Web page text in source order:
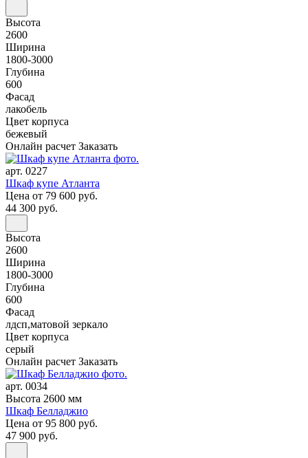
Высота
2600
Ширина
1800-3000
Глубина
600
Фасад
лакобель
Цвет корпуса
бежевый
Онлайн расчет Заказать
арт. 0227
Шкаф купе Атланта
Цена от 79 600 руб.
44 300 руб.
Высота
2600
Ширина
1800-3000
Глубина
600
Фасад
лдсп,матовой зеркало
Цвет корпуса
серый
Онлайн расчет Заказать
арт. 0034
Высота 2600 мм
Шкаф Белладжио
Цена от 95 800 руб.
47 900 руб.